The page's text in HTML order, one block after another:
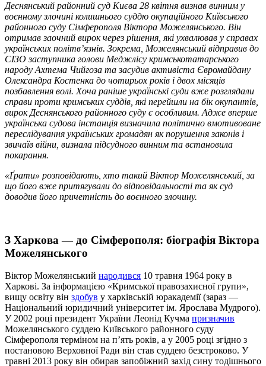
Деснянський районний суд Києва 28 квітня визнав винним у
воєнному злочині колишнього суддю окупаційного Київського
районного суду Сімферополя Віктора Можелянського. Він
отримав заочний вирок через рішення, які ухвалював у справах
українських політвʼязнів. Зокрема, Можелянський відправив до
СІЗО заступника голови Меджлісу кримськотатарського
народу Ахтема Чийгоза та засудив активіста Євромайдану
Олександра Костенка до чотирьох років і двох місяців
позбавлення волі. Хоча раніше українські суди вже розглядали
справи проти кримських суддів, які перейшли на бік окупантів,
вирок Деснянського районного суду є особливим. Адже вперше
українська судова інстанція визначила політично вмотивоване
переслідування українських громадян як порушення законів і
звичаїв війни, визнала підсудного винним та встановила
покарання.
«Ґрати» розповідають, хто такий Віктор Можелянський, за
що його вже притягували до відповідальності та як суд
доводив його причетність до воєнного злочину.
З Харкова — до Сімферополя: біографія Віктора
Можелянського
Віктор Можелянський народився 10 травня 1964 року в
Харкові. За інформацією «Кримської правозахисної групи»,
вищу освіту він здобув у харківській юракадемії (зараз —
Національний юридичний університет ім. Ярослава Мудрого).
У 2002 році президент України Леонід Кучма призначив
Можелянського суддею Київського районного суду
Сімферополя терміном на пʼять років, а у 2005 році згідно з
постановою Верховної Ради він став суддею безстроково. У
травні 2013 року він обирав запобіжний захід сину тодішнього